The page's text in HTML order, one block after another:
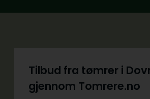
Tilbud fra tømrer i
gjennom Tomrere.no